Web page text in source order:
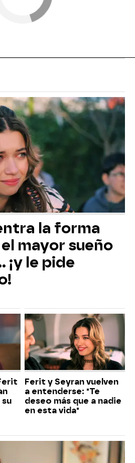
la forma
mayor sueño
¡y le pide
Ferit y Seyran vuelven
a entenderse: "Te
deseo más que a nadie
en esta vida"